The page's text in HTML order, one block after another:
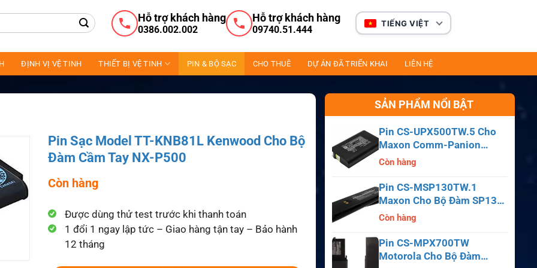
Hỗ trợ khách hàng
0386.002.002
Hỗ trợ khách hàng
09740.51.444
TIẾNG VIỆT
ĐỊNH VỊ VỆ TINH THIẾT BỊ VỆ TINH PIN & BỘ SẠC CHO THUÊ DỰ ÁN ĐÃ TRIỂN KHAI LIÊN HỆ
Pin Sạc Model TT-KNB81L Kenwood Cho Bộ
Đàm Cầm Tay NX-P500
Còn hàng
Được dùng thử test trước khi thanh toán
1 đổi 1 ngay lập tức – Giao hàng tận tay – Bảo hành
12 tháng
SẢN PHẨM NỔI BẬT
Pin CS-UPX500TW.5 Cho
Maxon Comm-Panion
CP0150, CP0511, CP0515
Còn hàng
Pin CS-MSP130TW.1
Maxon Cho Bộ Đàm SP130,
SP140, SP150, SL55
Còn hàng
Pin CS-MPX700TW
Motorola Cho Bộ Đàm